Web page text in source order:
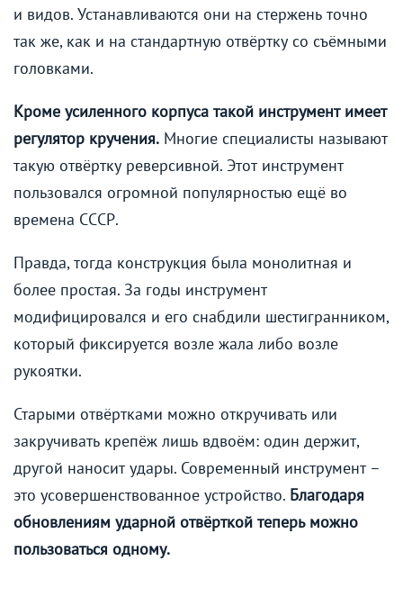
и видов. Устанавливаются они на стержень точно
так же, как и на стандартную отвёртку со съёмными
головками.
Кроме усиленного корпуса такой инструмент имеет
регулятор кручения. Многие специалисты называют
такую отвёртку реверсивной. Этот инструмент
пользовался огромной популярностью ещё во
времена СССР.
Правда, тогда конструкция была монолитная и
более простая. За годы инструмент
модифицировался и его снабдили шестигранником,
который фиксируется возле жала либо возле
рукоятки.
Старыми отвёртками можно откручивать или
закручивать крепёж лишь вдвоём: один держит,
другой наносит удары. Современный инструмент –
это усовершенствованное устройство. Благодаря
обновлениям ударной отвёрткой теперь можно
пользоваться одному.